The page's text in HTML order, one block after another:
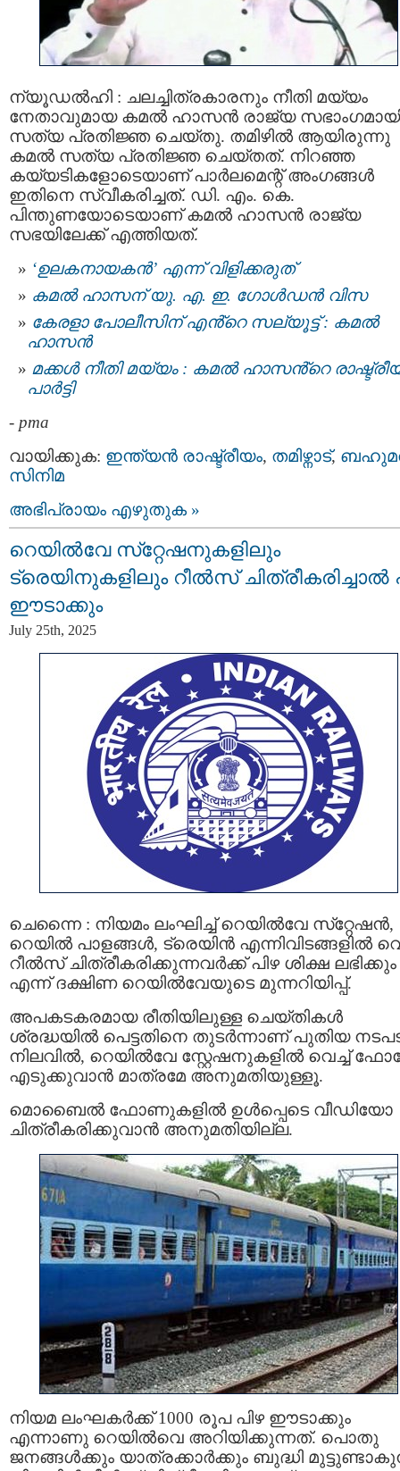
ന്യൂഡല്‍ഹി : ചലച്ചിത്രകാരനും നീതി മയ്യം
നേതാവുമായ കമല്‍ ഹാസന്‍ രാജ്യ
സത്യ പ്രതിജ്ഞ ചെയ്തു. തമിഴിൽ ആയിരുന്നു
കമൽ സത്യ പ്രതിജ്ഞ ചെയ്തത്. നിറഞ്ഞ
കയ്യടികളോടെയാണ് പാര്‍ലമെന്റ് അംഗങ്ങള്‍
ഇതിനെ സ്വീകരിച്ചത്. ഡി. എം. കെ.
പിന്തുണയോടെയാണ് കമൽ ഹാസൻ രാജ്യ
സഭയിലേക്ക് എത്തിയത്.
‘ഉലകനായകൻ’ എന്ന് വിളിക്കരുത്
കമൽ ഹാസന് യു. എ. ഇ. ഗോൾഡൻ വിസ
കേരളാ പോലീസിന് എൻ്റെ സല്യൂട്ട് : കമല്‍
ഹാസന്‍
മക്കള്‍ നീതി മയ്യം : കമല്‍ ഹാസൻ്റെ
പാര്‍ട്ടി
- pma
വായിക്കുക: ഇന്ത്യന്‍ രാഷ്ട്രീയം, തമിഴ്നാട്,
സിനിമ
അഭിപ്രായം എഴുതുക »
റെയില്‍വേ സ്‌റ്റേഷനുകളിലും
ട്രെയിനുകളിലും റീല്‍സ് ചിത്രീകരിച്ചാൽ
ഈടാക്കും
July 25th, 2025
ചെന്നൈ : നിയമം ലംഘിച്ച് റെയില്‍വേ സ്‌റ്റേഷൻ,
റെയിൽ പാളങ്ങൾ, ട്രെയിൻ എന്നിവിടങ്ങളിൽ
റീല്‍സ് ചിത്രീകരിക്കുന്നവര്‍ക്ക് പിഴ ശിക്ഷ ലഭിക്കും
എന്ന് ദക്ഷിണ റെയില്‍വേയുടെ മുന്നറിയിപ്പ്.
അപകടകരമായ രീതിയിലുള്ള ചെയ്തികൾ
ശ്രദ്ധയിൽ പെട്ടതിനെ തുടർന്നാണ് പുതിയ
നിലവില്‍, റെയില്‍വേ സ്റ്റേഷനുകളില്‍ വെച്ച്
എടുക്കുവാൻ മാത്രമേ അനുമതിയുള്ളൂ.
മൊബൈല്‍ ഫോണുകളില്‍ ഉള്‍പ്പെടെ വീഡിയോ
ചിത്രീകരിക്കുവാൻ അനുമതിയില്ല.
നിയമ ലംഘകർക്ക് 1000 രൂപ പിഴ ഈടാക്കും
എന്നാണു റെയില്‍വെ അറിയിക്കുന്നത്. പൊതു
ജനങ്ങൾക്കും യാത്രക്കാർക്കും ബുദ്ധി